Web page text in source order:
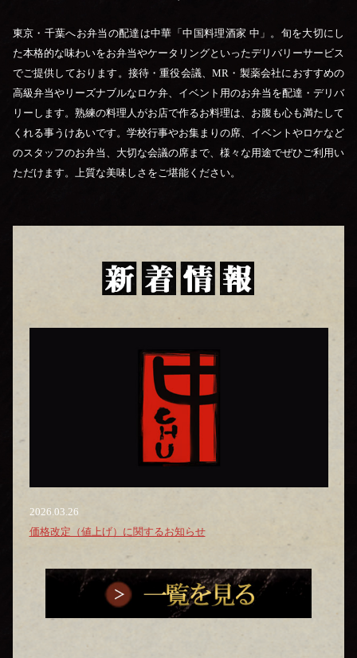
東京・千葉へお弁当の配達は中華「中国料理酒家 中」。旬を大切にし
た本格的な味わいをお弁当やケータリングといったデリバリーサービス
でご提供しております。接待・重役会議、MR・製薬会社におすすめの
高級弁当やリーズナブルなロケ弁、イベント用のお弁当を配達・デリバ
リーします。熟練の料理人がお店で作るお料理は、お腹も心も満たして
くれる事うけあいです。学校行事やお集まりの席、イベントやロケなど
のスタッフのお弁当、大切な会議の席まで、様々な用途でぜひご利用い
ただけます。上質な美味しさをご堪能ください。
2026.03.26
価格改定（値上げ）に関するお知らせ